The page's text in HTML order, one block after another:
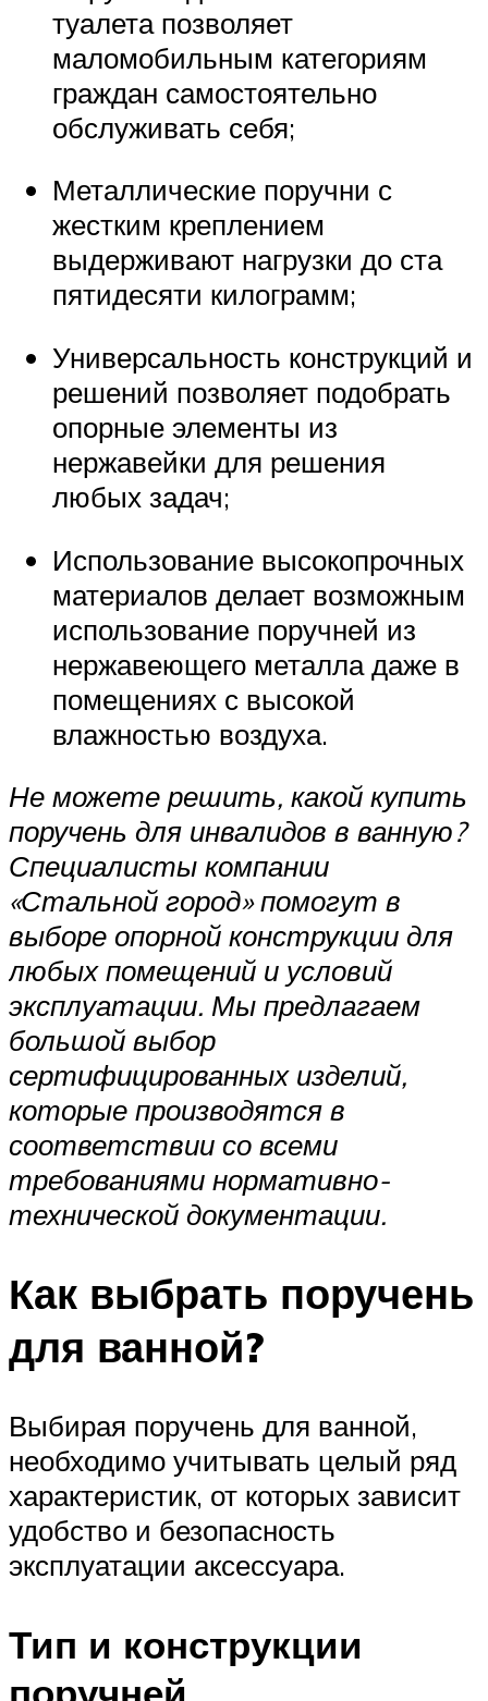
туалета позволяет
маломобильным категориям
граждан самостоятельно
обслуживать себя;
Металлические поручни с
жестким креплением
выдерживают нагрузки до ста
пятидесяти килограмм;
Универсальность конструкций и
решений позволяет подобрать
опорные элементы из
нержавейки для решения
любых задач;
Использование высокопрочных
материалов делает возможным
использование поручней из
нержавеющего металла даже в
помещениях с высокой
влажностью воздуха.
Не можете решить, какой купить
поручень для инвалидов в ванную?
Специалисты компании
«Стальной город»помогут в
выборе опорной конструкции для
любых помещений и условий
эксплуатации. Мы предлагаем
большой выбор
сертифицированных изделий,
которые производятся в
соответствии со всеми
требованиями нормативно-
технической документации.
Как выбрать поручень
для ванной?
Выбирая поручень для ванной,
необходимо учитывать целый ряд
характеристик, от которых зависит
удобство и безопасность
эксплуатации аксессуара.
Тип и конструкции